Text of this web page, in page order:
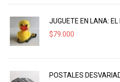
JUGUETE EN LANA: EL
$79.000
POSTALES